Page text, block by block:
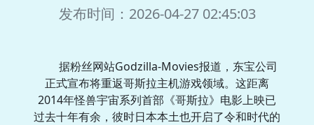
发布时间：2026-04-27 02:45:03
据粉丝网站Godzilla-Movies报道，东宝公司
正式宣布将重返哥斯拉主机游戏领域。这距离
2014年怪兽宇宙系列首部《哥斯拉》电影上映已
过去十年有余，彼时日本本土也开启了令和时代的